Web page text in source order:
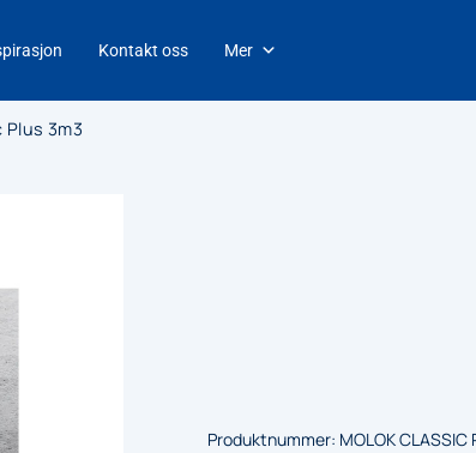
Kontakt oss Mer
Plus 3m3
Produktnummer: MOLOK CLASSIC